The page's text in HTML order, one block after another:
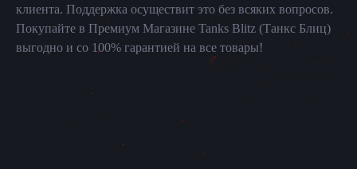
клиента. Поддержка осуществит это без всяких вопросов.
Покупайте в Премиум Магазине Tanks Blitz (Танкс Блиц)
выгодно и со 100% гарантией на все товары!